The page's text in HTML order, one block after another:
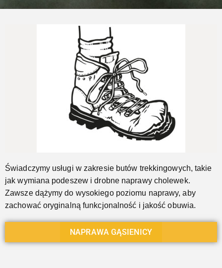
Naprawimy Twoje buty trekkingowe
Jeszcze...
Świadczymy usługi w zakresie butów trekkingowych, takie
jak wymiana podeszew i drobne naprawy cholewek.
Zawsze dążymy do wysokiego poziomu naprawy, aby
zachować oryginalną funkcjonalność i jakość obuwia.
NAPRAWA GĄSIENICY